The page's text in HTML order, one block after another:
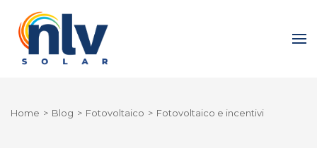
content
(Press
Home > Blog > Fotovoltaico > Fotovoltaico e incentivi